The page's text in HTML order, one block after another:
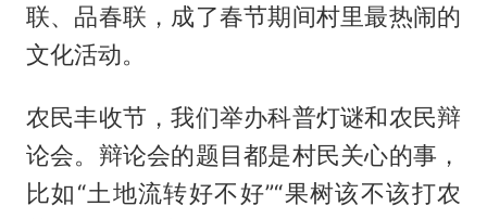
联、品春联，成了春节期间村里最热闹的
文化活动。
农民丰收节，我们举办科普灯谜和农民辩
论会。辩论会的题目都是村民关心的事，
比如“土地流转好不好”“果树该不该打农